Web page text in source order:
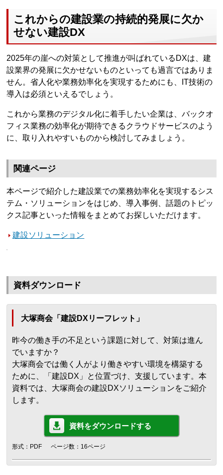
これからの建設業の持続的発展に欠か
せない建設DX
2025年の崖への対策として推進が叫ばれているDXは、建
設業界の発展に欠かせないものといっても過言ではありま
せん。省人化や業務効率化を実現するためにも、IT技術の
導入は必須といえるでしょう。
これから業務のデジタル化に着手したい企業は、バックオ
フィス業務の効率化が期待できるクラウドサービスのよう
に、取り入れやすいものから検討してみましょう。
関連ページ
本ページで紹介した建設業での業務効率化を実現するシス
テム・ソリューションをはじめ、導入事例、話題のトピッ
クス記事といった情報をまとめてお探しいただけます。
建設ソリューション
資料ダウンロード
大塚商会「建設DXリーフレット」
昨今の働き手の不足という課題に対して、対策は進ん
でいますか？
大塚商会では働く人がより働きやすい環境を構築する
ために、「建設DX」と位置づけ、支援しています。本
資料では、大塚商会の建設DXソリューションをご紹介
します。
資料をダウンロードする
形式：PDF ページ数：16ページ